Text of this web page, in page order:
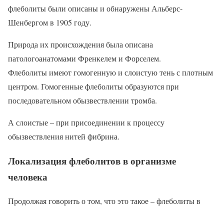
флеболиты были описаны и обнаружены Альберс-
Шенбергом в 1905 году.
Природа их происхождения была описана
патологоанатомами Френкелем и Форселем.
Флеболиты имеют гомогенную и слоистую тень с плотным
центром. Гомогенные флеболиты образуются при
последовательном обызвествлении тромба.
А слоистые – при присоединении к процессу
обызвествления нитей фибрина.
Локализация флеболитов в организме
человека
Продолжая говорить о том, что это такое – флеболиты в